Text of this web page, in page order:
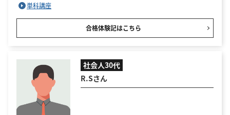
単科講座
合格体験記はこちら
社会人30代
R.Sさん